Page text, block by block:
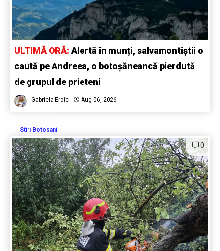
ULTIMĂ ORĂ:Alertă în munți, salvamontiștii o
caută pe Andreea, o botoșăneancă pierdută
de grupul de prieteni
Gabriela Erdic Aug 06, 2026
Stiri Botosani
0